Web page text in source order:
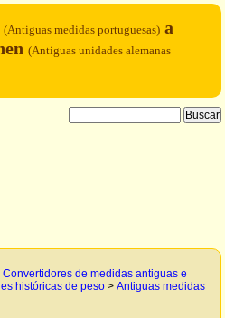
(Antiguas medidas portuguesas) a
(Antiguas unidades alemanas
Convertidores de medidas antiguas e
históricas de peso > Antiguas medidas